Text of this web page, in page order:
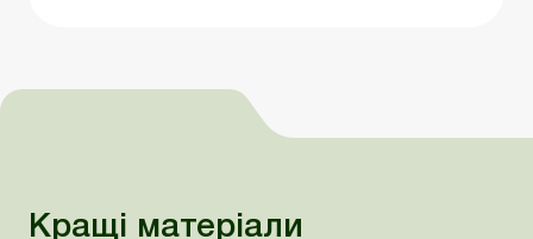
Кращі матеріали